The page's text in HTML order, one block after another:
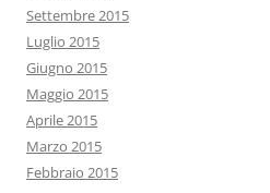
Settembre 2015
Luglio 2015
Giugno 2015
Maggio 2015
Aprile 2015
Marzo 2015
Febbraio 2015